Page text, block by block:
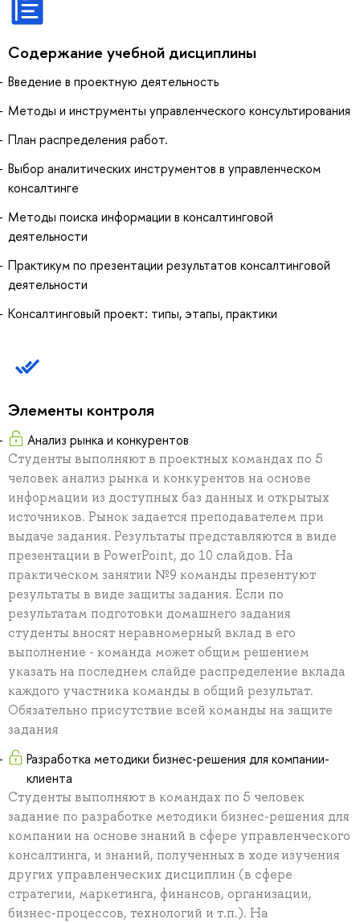
Содержание учебной дисциплины
Введение в проектную деятельность
Методы и инструменты управленческого консультирования
План распределения работ.
Выбор аналитических инструментов в управленческом
консалтинге
Методы поиска информации в консалтинговой
деятельности
Практикум по презентации результатов консалтинговой
деятельности
Консалтинговый проект: типы, этапы, практики
Элементы контроля
Анализ рынка и конкурентов
Студенты выполняют в проектных командах по 5
человек анализ рынка и конкурентов на основе
информации из доступных баз данных и открытых
источников. Рынок задается преподавателем при
выдаче задания. Результаты представляются в виде
презентации в PowerPoint, до 10 слайдов. На
практическом занятии №9 команды презентуют
результаты в виде защиты задания. Если по
результатам подготовки домашнего задания
студенты вносят неравномерный вклад в его
выполнение - команда может общим решением
указать на последнем слайде распределение вклада
каждого участника команды в общий результат.
Обязательно присутствие всей команды на защите
задания
Разработка методики бизнес-решения для компании-
клиента
Студенты выполняют в командах по 5 человек
задание по разработке методики бизнес-решения для
компании на основе знаний в сфере управленческого
консалтинга, и знаний, полученных в ходе изучения
других управленческих дисциплин (в сфере
стратегии, маркетинга, финансов, организации,
бизнес-процессов, технологий и т.п.). На